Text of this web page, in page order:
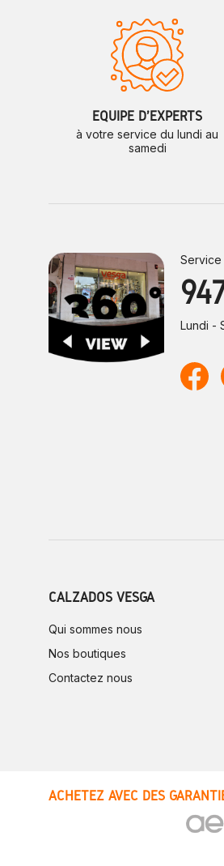
ÉQUIPE D'EXPERTS
à votre service du lundi au
samedi
Service
Lundi -
CALZADOS VESGA
Qui sommes nous
Nos boutiques
Contactez nous
ACHETEZ AVEC DES